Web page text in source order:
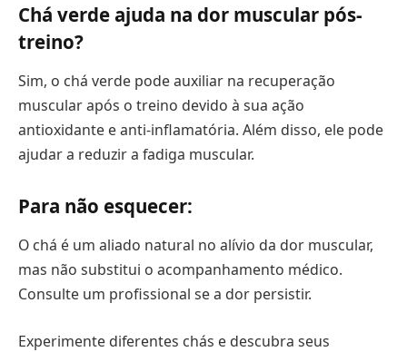
Chá verde ajuda na dor muscular pós-
treino?
Sim, o chá verde pode auxiliar na recuperação
muscular após o treino devido à sua ação
antioxidante e anti-inflamatória. Além disso, ele pode
ajudar a reduzir a fadiga muscular.
Para não esquecer:
O chá é um aliado natural no alívio da dor muscular,
mas não substitui o acompanhamento médico.
Consulte um profissional se a dor persistir.
Experimente diferentes chás e descubra seus